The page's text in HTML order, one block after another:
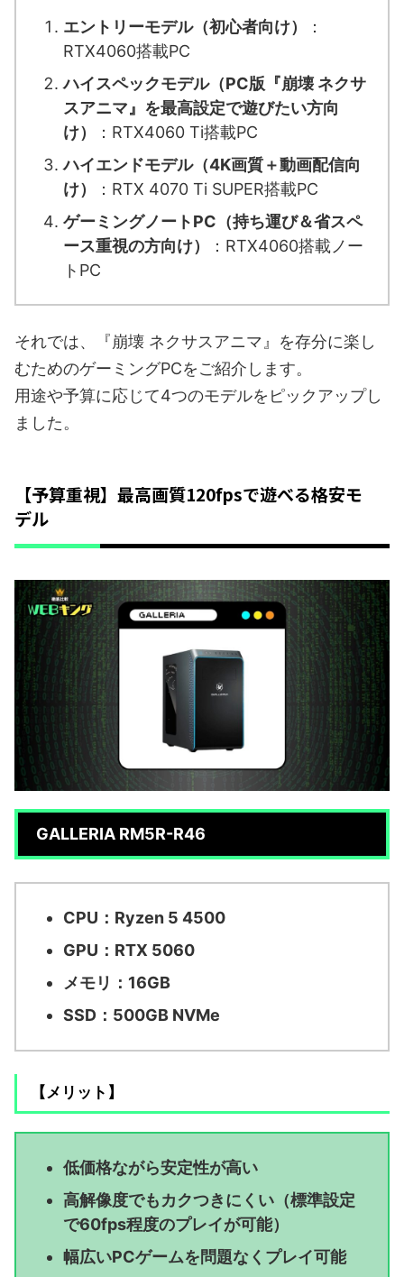
エントリーモデル（初心者向け）
：
RTX4060搭載PC
ハイスペックモデル（PC版『崩壊 ネクサ
スアニマ』を最高設定で遊びたい方向
け）
：RTX4060 Ti搭載PC
ハイエンドモデル（4K画質＋動画配信向
け）
：RTX 4070 Ti SUPER搭載PC
ゲーミングノートPC（持ち運び＆省スペ
ース重視の方向け）
：RTX4060搭載ノー
トPC
それでは、『崩壊 ネクサスアニマ』を存分に楽し
むためのゲーミングPCをご紹介します。
用途や予算に応じて4つのモデルをピックアップし
ました。
【予算重視】最高画質120fpsで遊べる格安モ
デル
GALLERIA RM5R-R46
CPU：Ryzen 5 4500
GPU：RTX 5060
メモリ：16GB
SSD：500GB NVMe
【メリット】
低価格ながら安定性が高い
高解像度でもカクつきにくい（標準設定
で60fps程度のプレイが可能）
幅広いPCゲームを問題なくプレイ可能